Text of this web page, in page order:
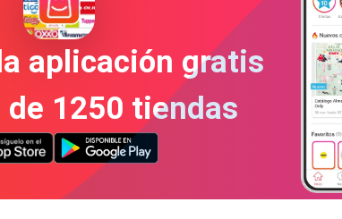
aplicación gratis
de 1250 tiendas